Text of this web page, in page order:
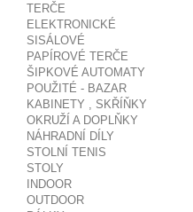
TERČE
ELEKTRONICKÉ
SISÁLOVÉ
PAPÍROVÉ TERČE
ŠIPKOVÉ AUTOMATY
POUŽITÉ - BAZAR
KABINETY , SKŘÍŇKY
OKRUŽÍ A DOPLŇKY
NÁHRADNÍ DÍLY
STOLNÍ TENIS
STOLY
INDOOR
OUTDOOR